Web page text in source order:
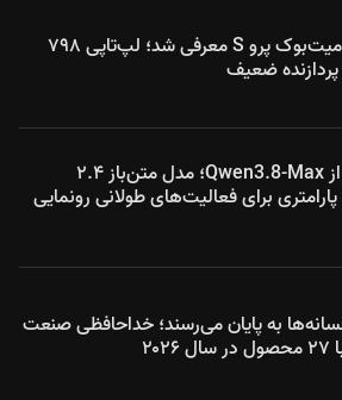
هواوی میت‌بوک پرو S معرفی شد؛ لپ‌تاپی ۷۹۸
پردازنده ضعیف
علی‌بابا از Qwen3.8-Max؛ مدل متن‌باز ۲.۴
پارامتری برای فعالیت‌های طولانی رونمایی
به پایان می‌رسند؛ خداحافظی صنعت